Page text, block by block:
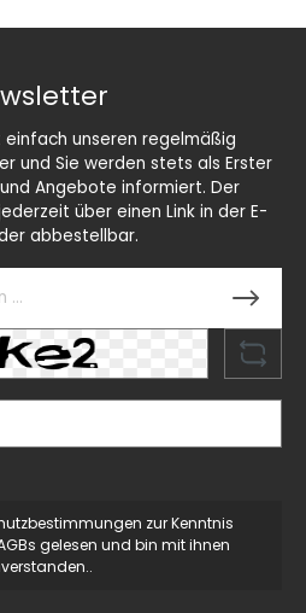
unseren regelmäßig
und Sie werden stets als Erster
Angebote informiert. Der
über einen Link in der E-
abbestellbar.
zur Kenntnis
gelesen und bin mit ihnen